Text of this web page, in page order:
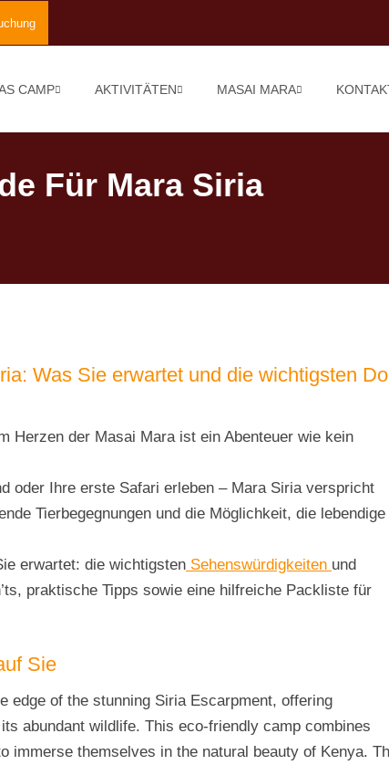
CAMP AKTIVITÄTEN MASAI MARA
Für Mara Siria
Was Sie erwartet und die wichtigsten
Herzen der Masai Mara ist ein Abenteuer wie kein
oder Ihre erste Safari erleben – Mara Siria verspricht
Tierbegegnungen und die Möglichkeit, die lebendige
erwartet: die wichtigsten Sehenswürdigkeiten und
praktische Tipps sowie eine hilfreiche Packliste für
Sie
edge of the stunning Siria Escarpment, offering
abundant wildlife. This eco-friendly camp combines
immerse themselves in the natural beauty of Kenya.